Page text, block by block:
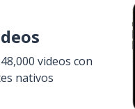
videos con
nativos